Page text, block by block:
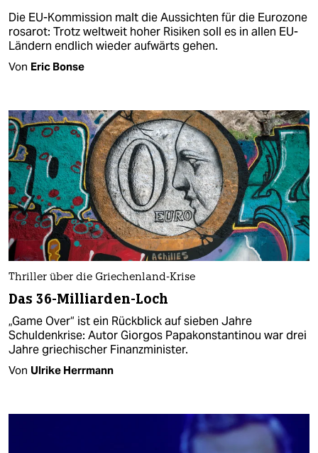
Die EU-Kommission malt die Aussichten für die Eurozone
rosarot: Trotz weltweit hoher Risiken soll es in allen EU-
Ländern endlich wieder aufwärts gehen.
Von Eric Bonse
Thriller über die Griechenland-Krise
Das 36-Milliarden-Loch
„Game Over“ ist ein Rückblick auf sieben Jahre
Schuldenkrise: Autor Giorgos Papakonstantinou war drei
Jahre griechischer Finanzminister.
Von Ulrike Herrmann